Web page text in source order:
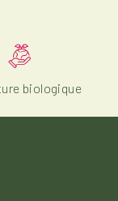
biologique